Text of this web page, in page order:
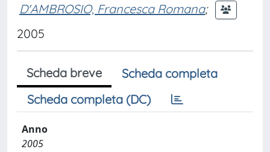
D'AMBROSIO, Francesca Romana;
2005
Scheda breve
Scheda completa
Scheda completa (DC)
Anno
2005